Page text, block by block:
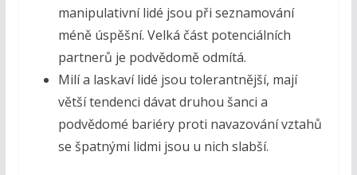
manipulativní lidé jsou při seznamování
méně úspěšní. Velká část potenciálních
partnerů je podvědomě odmítá.
Milí a laskaví lidé jsou tolerantnější, mají
větší tendenci dávat druhou šanci a
podvědomé bariéry proti navazování vztahů
se špatnými lidmi jsou u nich slabší.